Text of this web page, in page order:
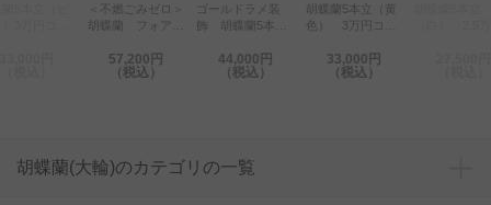
＜不燃ごみゼロ＞
胡蝶蘭 フォアス
立（白） 70輪程
57,200円
（税込）
ゴールドラメ装
飾 胡蝶蘭5本立
コース44,000円
（税込）
胡蝶蘭5本立（黄
色） 3万円コー
33,000円
（税込）
胡蝶蘭(大輪)のカテゴリの一覧